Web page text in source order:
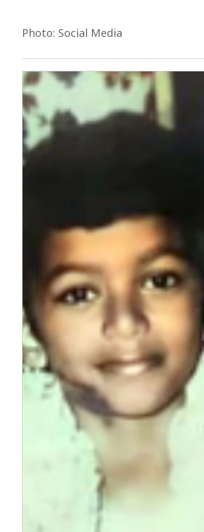
Photo: Social Media